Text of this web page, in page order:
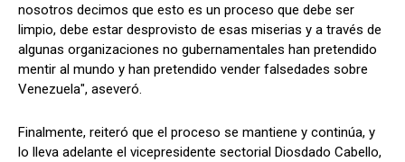
nosotros decimos que esto es un proceso que debe ser
limpio, debe estar desprovisto de esas miserias y a través de
algunas organizaciones no gubernamentales han pretendido
mentir al mundo y han pretendido vender falsedades sobre
Venezuela", aseveró.
Finalmente, reiteró que el proceso se mantiene y continúa, y
lo lleva adelante el vicepresidente sectorial Diosdado Cabello,